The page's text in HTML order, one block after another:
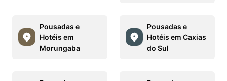
Pousadas e
Hotéis em
Morungaba
Pousadas e
Hotéis em Caxias
do Sul